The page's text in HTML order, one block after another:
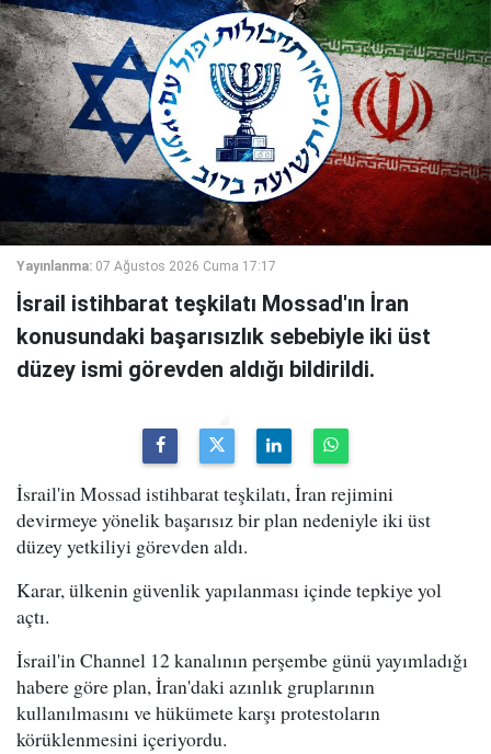
Yayınlanma: 07 Ağustos 2026 Cuma 17:17
İsrail istihbarat teşkilatı Mossad'ın İran
konusundaki başarısızlık sebebiyle iki üst
düzey ismi görevden aldığı bildirildi.
İsrail'in Mossad istihbarat teşkilatı, İran rejimini
devirmeye yönelik başarısız bir plan nedeniyle iki üst
düzey yetkiliyi görevden aldı.
Karar, ülkenin güvenlik yapılanması içinde tepkiye yol
açtı.
İsrail'in Channel 12 kanalının perşembe günü yayımladığı
habere göre plan, İran'daki azınlık gruplarının
kullanılmasını ve hükümete karşı protestoların
körüklenmesini içeriyordu.